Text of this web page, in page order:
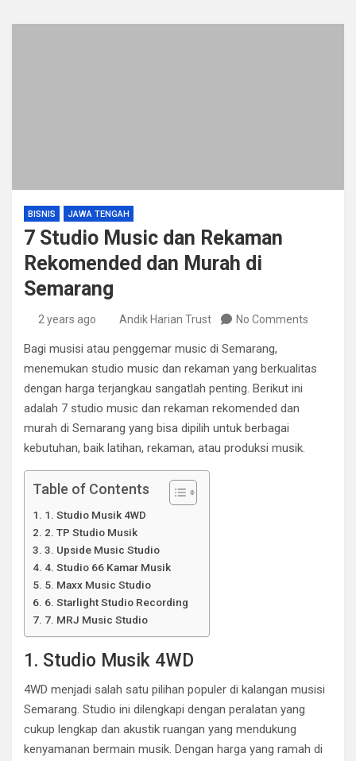
BISNIS JAWA TENGAH
7 Studio Music dan Rekaman
Rekomended dan Murah di
Semarang
2 years ago Andik Harian Trust No Comments
Bagi musisi atau penggemar music di Semarang,
menemukan studio music dan rekaman yang berkualitas
dengan harga terjangkau sangatlah penting. Berikut ini
adalah 7 studio music dan rekaman rekomended dan
murah di Semarang yang bisa dipilih untuk berbagai
kebutuhan, baik latihan, rekaman, atau produksi musik.
Table of Contents
1. Studio Musik 4WD
2. TP Studio Musik
3. Upside Music Studio
4. Studio 66 Kamar Musik
5. Maxx Music Studio
6. Starlight Studio Recording
7. MRJ Music Studio
1. Studio Musik 4WD
4WD menjadi salah satu pilihan populer di kalangan musisi
Semarang. Studio ini dilengkapi dengan peralatan yang
cukup lengkap dan akustik ruangan yang mendukung
kenyamanan bermain musik. Dengan harga yang ramah di